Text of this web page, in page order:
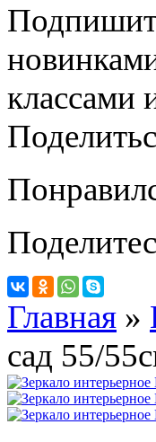
классами
Главная »
сад 55/